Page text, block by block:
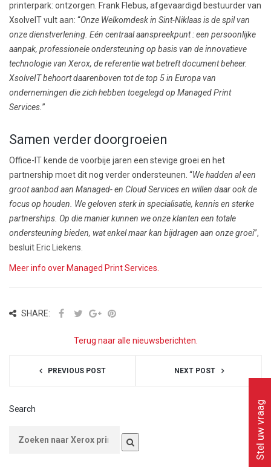
printerpark: ontzorgen. Frank Flebus, afgevaardigd bestuurder van
XsolveIT vult aan: “Onze Welkomdesk in Sint-Niklaas is de spil van
onze dienstverlening. Eén centraal aanspreekpunt : een persoonlijke
aanpak, professionele ondersteuning op basis van de innovatieve
technologie van Xerox, de referentie wat betreft document beheer.
XsolveIT behoort daarenboven tot de top 5 in Europa van
ondernemingen die zich hebben toegelegd op Managed Print
Services. ”
Samen verder doorgroeien
Office-IT kende de voorbije jaren een stevige groei en het
partnership moet dit nog verder ondersteunen. “We hadden al een
groot aanbod aan Managed- en Cloud Services en willen daar ook de
focus op houden. We geloven sterk in specialisatie, kennis en sterke
partnerships. Op die manier kunnen we onze klanten een totale
ondersteuning bieden, wat enkel maar kan bijdragen aan onze groei”,
besluit Eric Liekens.
Meer info over Managed Print Services.
SHARE:
Terug naar alle nieuwsberichten.
PREVIOUS POST NEXT POST
Search Stel uw vraag